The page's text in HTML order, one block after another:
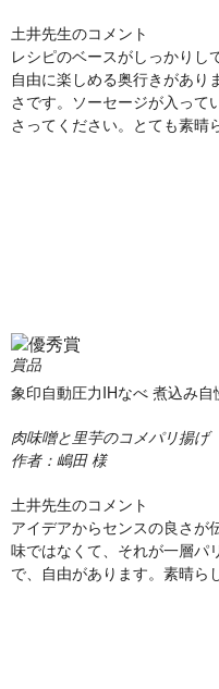
土井先生のコメント
レシピのベースがしっかりし
自由に楽しめる奥行きがあり
さです。ソーセージが入って
さってください。とても素晴
賞品
象印自動圧力IHなべ 煮込み
肉味噌と里芋のコメパリ揚げ
作者：嶋田 様
土井先生のコメント
アイデアからセンスの良さが
味ではなくて、それが一層パ
で、自由があります。素晴ら